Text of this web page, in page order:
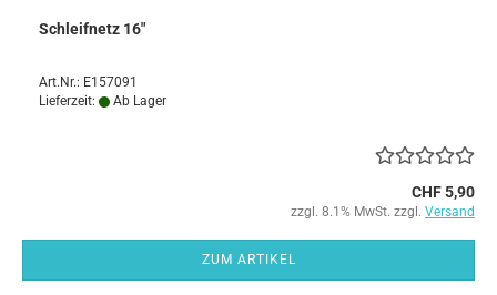
Schleifnetz 16"
Art.Nr.: E157091
Lieferzeit:
Ab Lager
CHF 5,90
zzgl. 8.1% MwSt. zzgl. Versand
ZUM ARTIKEL